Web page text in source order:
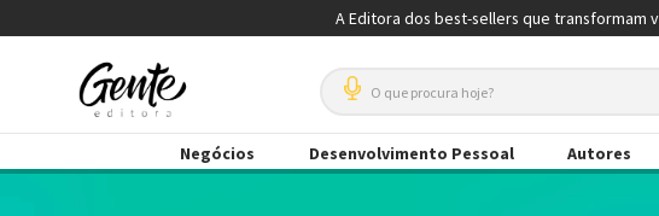
A Editora dos best-sellers que transformam
O que procura hoje?
Negócios Desenvolvimento Pessoal Autores